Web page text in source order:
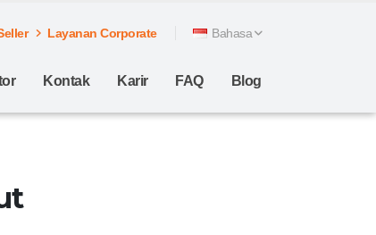
Layanan Corporate Bahasa
Kontak Karir FAQ Blog